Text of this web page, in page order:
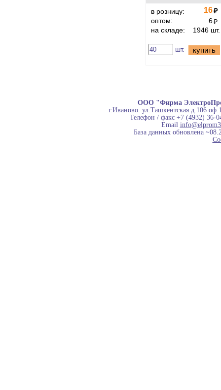
в розницу: 16₽
оптом:
6₽
на складе:
1946 шт.
шт. купить
ООО "Фирма
г.Иваново. ул.Ташкентская д.106
Телефон / факс +7 (4932) 36-
Email
База данных обновлена